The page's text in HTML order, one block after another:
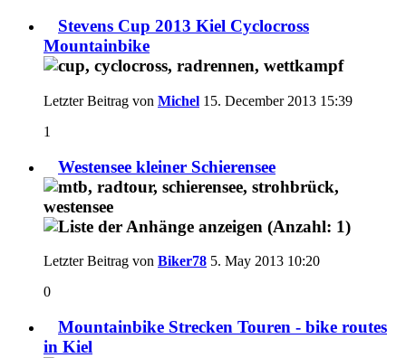
Stevens Cup 2013 Kiel Cyclocross
Mountainbike
Letzter Beitrag von Michel 15. December 2013 15:39
1
Westensee kleiner Schierensee
Letzter Beitrag von Biker78 5. May 2013 10:20
0
Mountainbike Strecken Touren - bike routes
in Kiel